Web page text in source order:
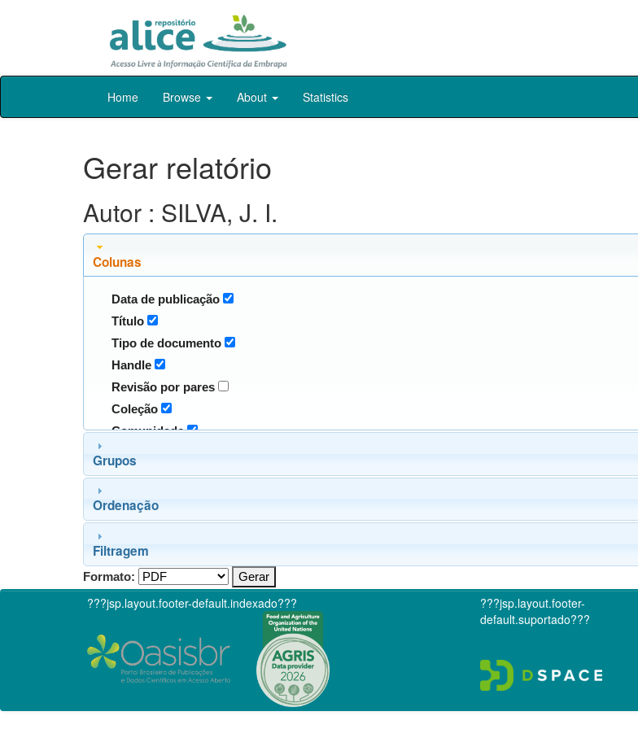
Skip
Home Browse About Statistics
Gerar relatório
Autor : SILVA, J. I.
Colunas
Data de publicação
Título
Tipo de documento
Handle
Revisão por pares
Coleção
Comunidade
Grupos
Ordenação
Filtragem
Formato:
???jsp.layout.footer-default.indexado???
???jsp.layout.footer-
default.suportado???